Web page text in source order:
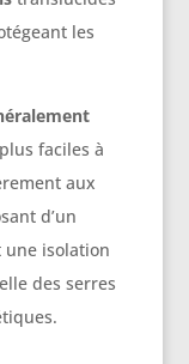
les
faciles à
aux
d’un
isolation
des serres